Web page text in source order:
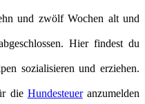
und zwölf Wochen alt und
Hier findest du
sozialisieren und erziehen.
die Hundesteueranzumelden